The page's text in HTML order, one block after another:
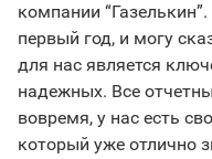
компании
первый год, и могу
для нас является
надежных. Все
вовремя, у нас есть
который уже отлично